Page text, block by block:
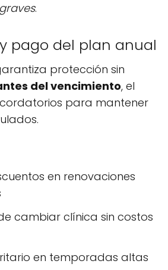
.
pago del plan anual
protección sin
del vencimiento, el
para mantener
en renovaciones
cambiar clínica sin costos
en temporadas altas